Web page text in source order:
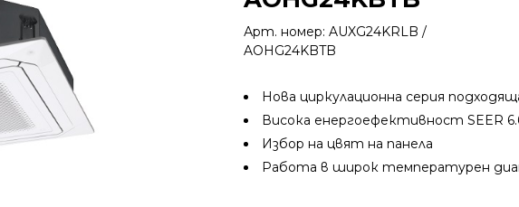
Арт. номер: AUXG24KRLB /
AOHG24KBTB
Нова циркулационна серия
Висока енергоефективност SEER
Избор на цвят на панела
Работа в широк температурен